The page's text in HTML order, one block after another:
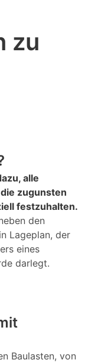
zu
alle
zugunsten
festzuhalten.
den
Lageplan, der
eines
darlegt.
Baulasten, von